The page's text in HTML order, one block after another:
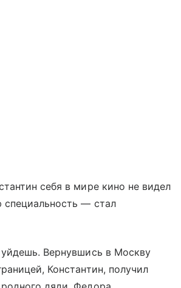
себя в мире кино не видел
специальность — стал
Вернувшись в Москву
Константин, получил